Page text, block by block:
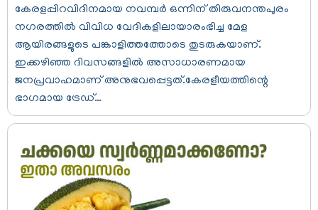
കേരളപ്പിറവിദിനമായ നവമ്പര്‍ ഒന്നിന് തിരുവനന്തപുരം
നഗരത്തില്‍ വിവിധ വേദികളിലായാരംഭിച്ച മേള
ആയിരങ്ങളുടെ പങ്കാളിത്തത്തോടെ തുടരുകയാണ്.
ഇക്കഴിഞ്ഞ ദിവസങ്ങളില്‍ അസാധാരണമായ
ജനപ്രവാഹമാണ് അനുഭവപ്പെട്ടത്.കേരളീയത്തിന്റെ
ഭാഗമായ ട്രേഡ്…